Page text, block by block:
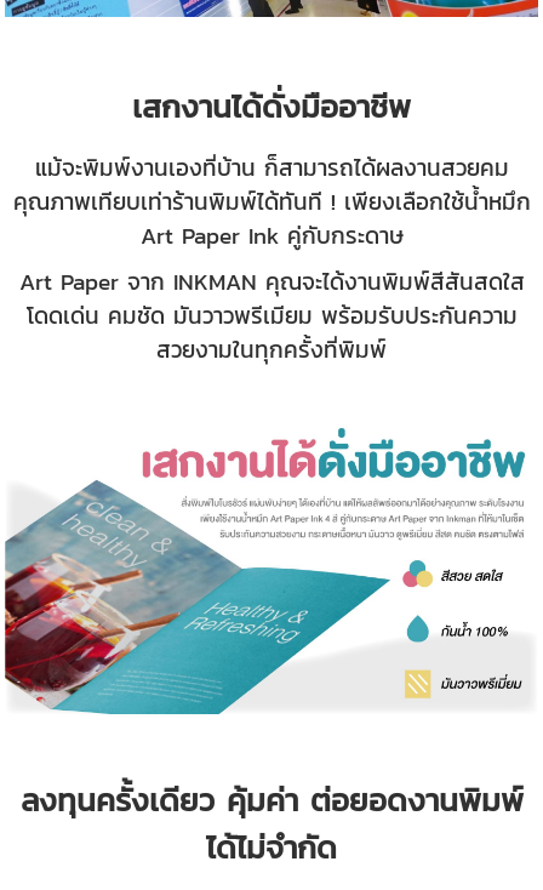
เสกงานได้ดั่งมืออาชีพ
แม้จะพิมพ์งานเองที่บ้าน ก็สามารถได้ผลงานสวยคม
คุณภาพเทียบเท่าร้านพิมพ์ได้ทันที ! เพียงเลือกใช้น้ำหมึก
Art Paper Ink คู่กับกระดาษ
Art Paper จาก INKMAN คุณจะได้งานพิมพ์สีสันสดใส
โดดเด่น คมชัด มันวาวพรีเมียม พร้อมรับประกันความ
สวยงามในทุกครั้งที่พิมพ์
ลงทุนครั้งเดียว คุ้มค่า ต่อยอดงานพิมพ์
ได้ไม่จำกัด